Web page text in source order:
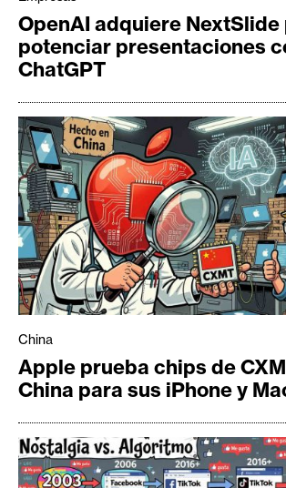
OpenAI adquiere NextSlide
potenciar presentaciones
ChatGPT
China
Apple prueba chips de
China para sus iPhone y